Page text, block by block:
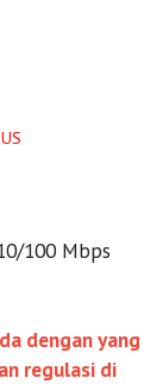
100 Mbps
dengan yang
regulasi di